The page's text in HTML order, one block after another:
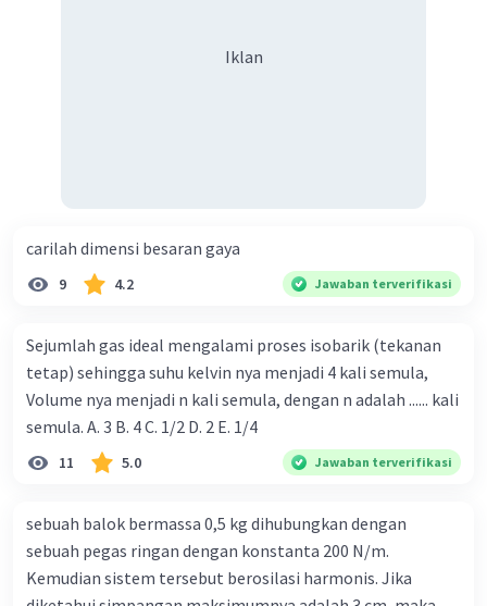
Iklan
carilah dimensi besaran gaya
9 4.2 Jawaban terverifikasi
Sejumlah gas ideal mengalami proses isobarik (tekanan
tetap) sehingga suhu kelvin nya menjadi 4 kali semula,
Volume nya menjadi n kali semula, dengan n adalah ...... kali
semula. A. 3 B. 4 C. 1/2 D. 2 E. 1/4
11 5.0 Jawaban terverifikasi
sebuah balok bermassa 0,5 kg dihubungkan dengan
sebuah pegas ringan dengan konstanta 200 N/m.
Kemudian sistem tersebut berosilasi harmonis. Jika